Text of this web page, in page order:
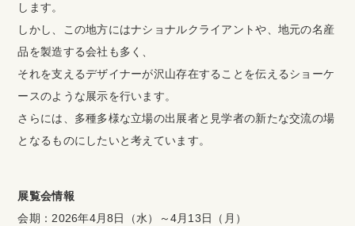
します。
しかし、この地方にはナショナルクライアントや、地元の名産
品を製造する会社も多く、
それを支えるデザイナーが沢山存在することを伝えるショーケ
ースのような展示を行います。
さらには、多種多様な立場の出展者と見学者の新たな交流の場
となるものにしたいと考えています。
展覧会情報
会期：2026年4月8日（水）～4月13日（月）